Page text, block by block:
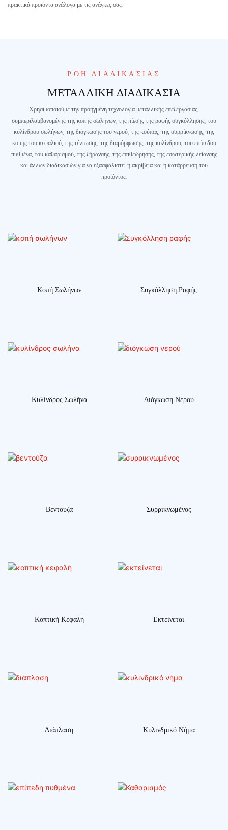
πρακτικά προϊόντα ανάλογα με τις ανάγκες σας.
ΡΟΉ ΔΙΑΔΙΚΑΣΊΑΣ
ΜΕΤΑΛΛΙΚΉ ΔΙΑΔΙΚΑΣΊΑ
Χρησιμοποιούμε την προηγμένη τεχνολογία μεταλλικής επεξεργασίας,
συμπεριλαμβανομένης της κοπής σωλήνων, της πίεσης της ραφής συγκόλλησης, του
κυλίνδρου σωλήνων, της διόγκωσης του νερού, της κούπας, της συρρίκνωσης, της
κοπής του κεφαλιού, της τέντωσης, της διαμόρφωσης, της κυλίνδρου, του επίπεδου
πυθμένα, του καθαρισμού, της ξήρανσης, της επιθεώρησης, της εσωτερικής λείανσης
και άλλων διαδικασιών για να εξασφαλιστεί η ακρίβεια και η κατάρρευση του
προϊόντος.
Κοπή Σωλήνων Συγκόλληση Ραφής
Κυλίνδρος Σωλήνα Διόγκωση Νερού
Βεντούζα Συρρικνωμένος
Κοπτική Κεφαλή Εκτείνεται
Διάπλαση Κυλινδρικό Νήμα